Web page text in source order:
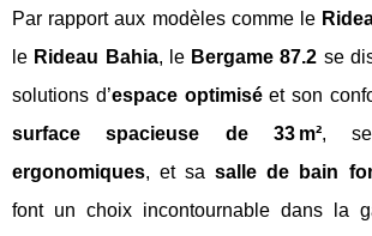
Par rapport aux modèles comme le
le Rideau Bahia, le Bergame 87.2 se
solutions d’espace optimiséet son
surface spacieuse de 33 m²,
ergonomiques, et sasalle de bain
font un choix incontournable dans la